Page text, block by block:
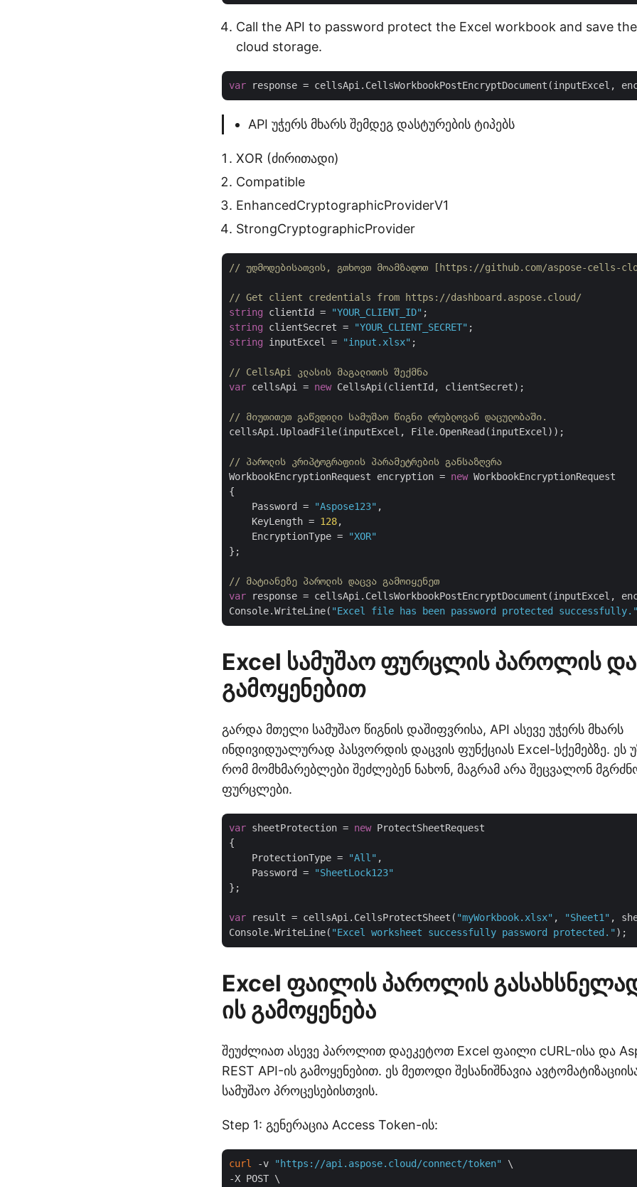
Call the API to password protect the Excel workbook and save
cloud storage.
var response = cellsApi.CellsWorkbookPostEncryptDocument(inputExcel,
API უჭერს მხარს შემდეგ დასტურების ტიპებს
XOR (ძირითადი)
Compatible
EnhancedCryptographicProviderV1
StrongCryptographicProvider
// უდმოდებისათვის, გთხოვთ მოამზადოთ [https://github.com/aspose-cells-
// Get client credentials from https://dashboard.aspose.cloud/
string clientId = "YOUR_CLIENT_ID"
string clientSecret = "YOUR_CLIENT_SECRET"
string inputExcel = "input.xlsx" ;
// CellsApi კლასის მაგალითის შექმნა
var cellsApi = new CellsApi(clientId, clientSecret);
// მიუთითეთ გაწვდილი სამუშაო წიგნი ღრუბლოვან დაცულობაში.
cellsApi.UploadFile(inputExcel, File.OpenRead(inputExcel));
// პაროლის კრიპტოგრაფიის პარამეტრების განსაზღვრა
WorkbookEncryptionRequest encryption = new WorkbookEncryptionRequest
{
    Password =
"Aspose123" ,
    KeyLength =
128,
    EncryptionType =
"XOR"
};
// მატიანეზე პაროლის დაცვა გამოიყენეთ
var response = cellsApi.CellsWorkbookPostEncryptDocument(inputExcel,
Console.WriteLine( "Excel file has been password protected successfully."
Excel სამუშაო ფურცლის პაროლის
გამოყენებით
გარდა მთელი სამუშაო წიგნის დაშიფვრისა, API ასევე უჭერს მხარს
ინდივიდუალურად პასვორდის დაცვის ფუნქციას Excel-სქემებზე. ეს
რომ მომხმარებლები შეძლებენ ნახონ, მაგრამ არა შეცვალონ
ფურცლები.
var sheetProtection = new ProtectSheetRequest
{
    ProtectionType =
"All" ,
    Password =
"SheetLock123"
};
var result = cellsApi.CellsProtectSheet( "myWorkbook.xlsx" , "Sheet1" ,
Console.WriteLine( "Excel worksheet successfully password protected."
Excel ფაილის პაროლის
ის გამოყენება
შეუძლიათ ასევე პაროლით დაეკეტოთ Excel ფაილი cURL-ისა და
REST API-ის გამოყენებით. ეს მეთოდი შესანიშნავია
სამუშაო პროცესებისთვის.
Step 1: გენერაცია Access Token-ის:
curl -v "https://api.aspose.cloud/connect/token"
\
-X POST \